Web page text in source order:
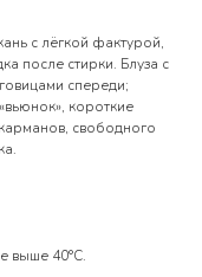
с лёгкой фактурой,
после стирки. Блуза с
спереди;
короткие
свободного
выше 40°С.